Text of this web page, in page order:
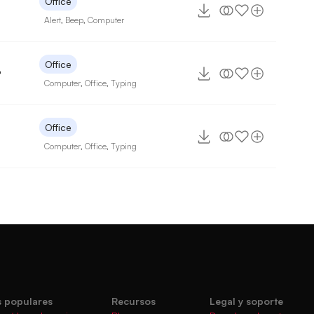
Alert Beep ,Computer
Office
Computer ,Office ,Typing
Office
Computer ,Office ,Typing
populares
Recursos
Legal y soporte